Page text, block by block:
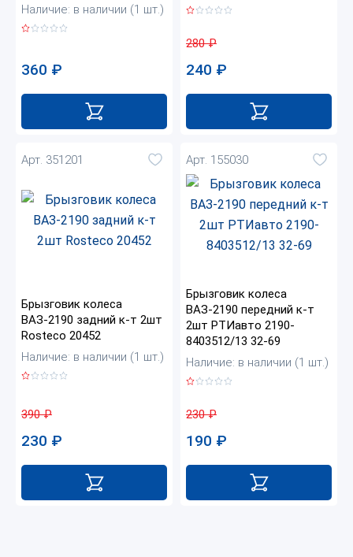
Наличие: в наличии (1 шт.)
360 ₽
280₽
240 ₽
Арт. 351201
Брызговик колеса
ВАЗ-2190 задний к-т 2шт
Rosteco 20452
Наличие: в наличии (1 шт.)
390₽
230 ₽
Арт. 155030
Брызговик колеса
ВАЗ-2190 передний к-т
2шт РТИавто 2190-
8403512/13 32-69
Наличие: в наличии (1 шт.)
230₽
190 ₽